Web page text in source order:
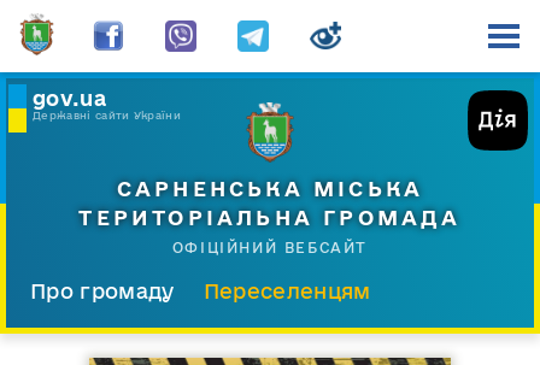
gov.ua
Державні сайти України
САРНЕНСЬКА МІСЬКА
ТЕРИТОРІАЛЬНА ГРОМАДА
ОФІЦІЙНИЙ ВЕБСАЙТ
Про громаду
Переселенцям